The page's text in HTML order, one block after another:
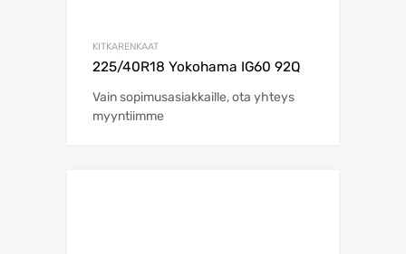
KITKARENKAAT
225/40R18 Yokohama IG60 92Q
Vain sopimusasiakkaille, ota yhteys
myyntiimme